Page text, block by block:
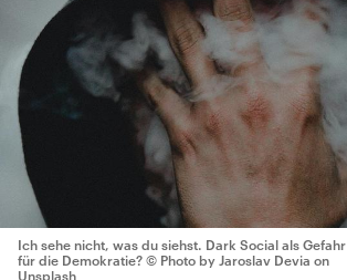
Ich sehe nicht, was du siehst. Dark Social als Gefahr
für die Demokratie? © Photo by Jaroslav Devia on
Unsplash